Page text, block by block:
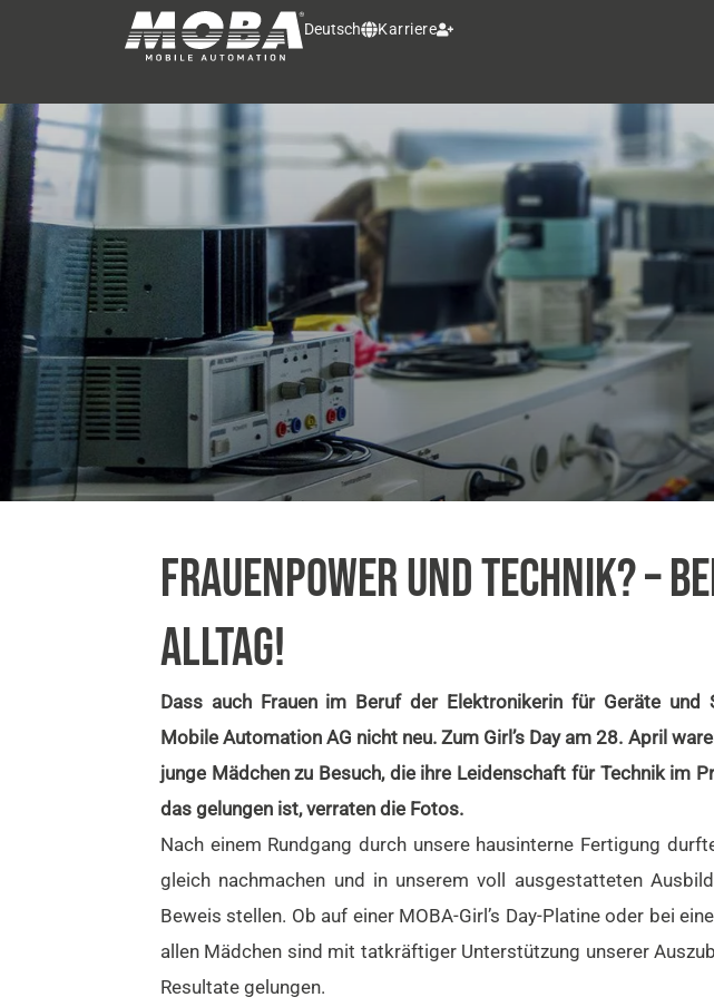
Deutsch Karriere
FRAUENPOWER UND TECHNIK? –
ALLTAG!
Dass auch Frauen im Beruf der Elektronikerin für Geräte und
Mobile Automation AG nicht neu. Zum Girl’s Day am 28. April
junge Mädchen zu Besuch, die ihre Leidenschaft für Technik im
das gelungen ist, verraten die Fotos.
Nach einem Rundgang durch unsere hausinterne Fertigung
gleich nachmachen und in unserem voll ausgestatteten
Beweis stellen. Ob auf einer MOBA-Girl’s Day-Platine oder bei
allen Mädchen sind mit tatkräftiger Unterstützung unserer
Resultate gelungen.